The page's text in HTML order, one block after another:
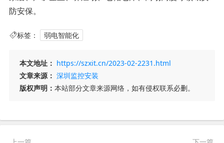
防安保。
标签： 弱电智能化
本文地址： https://szxit.cn/2023-02-2231.html
文章来源： 深圳监控安装
版权声明： 本站部分文章来源网络，如有侵权联系必删。